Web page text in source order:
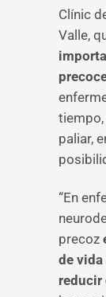
Clínic
Valle,
paliar,
“En
precoz
de vida
reducir